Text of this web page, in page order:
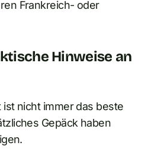
Frankreich- oder
Hinweise an
nicht immer das beste
Gepäck haben